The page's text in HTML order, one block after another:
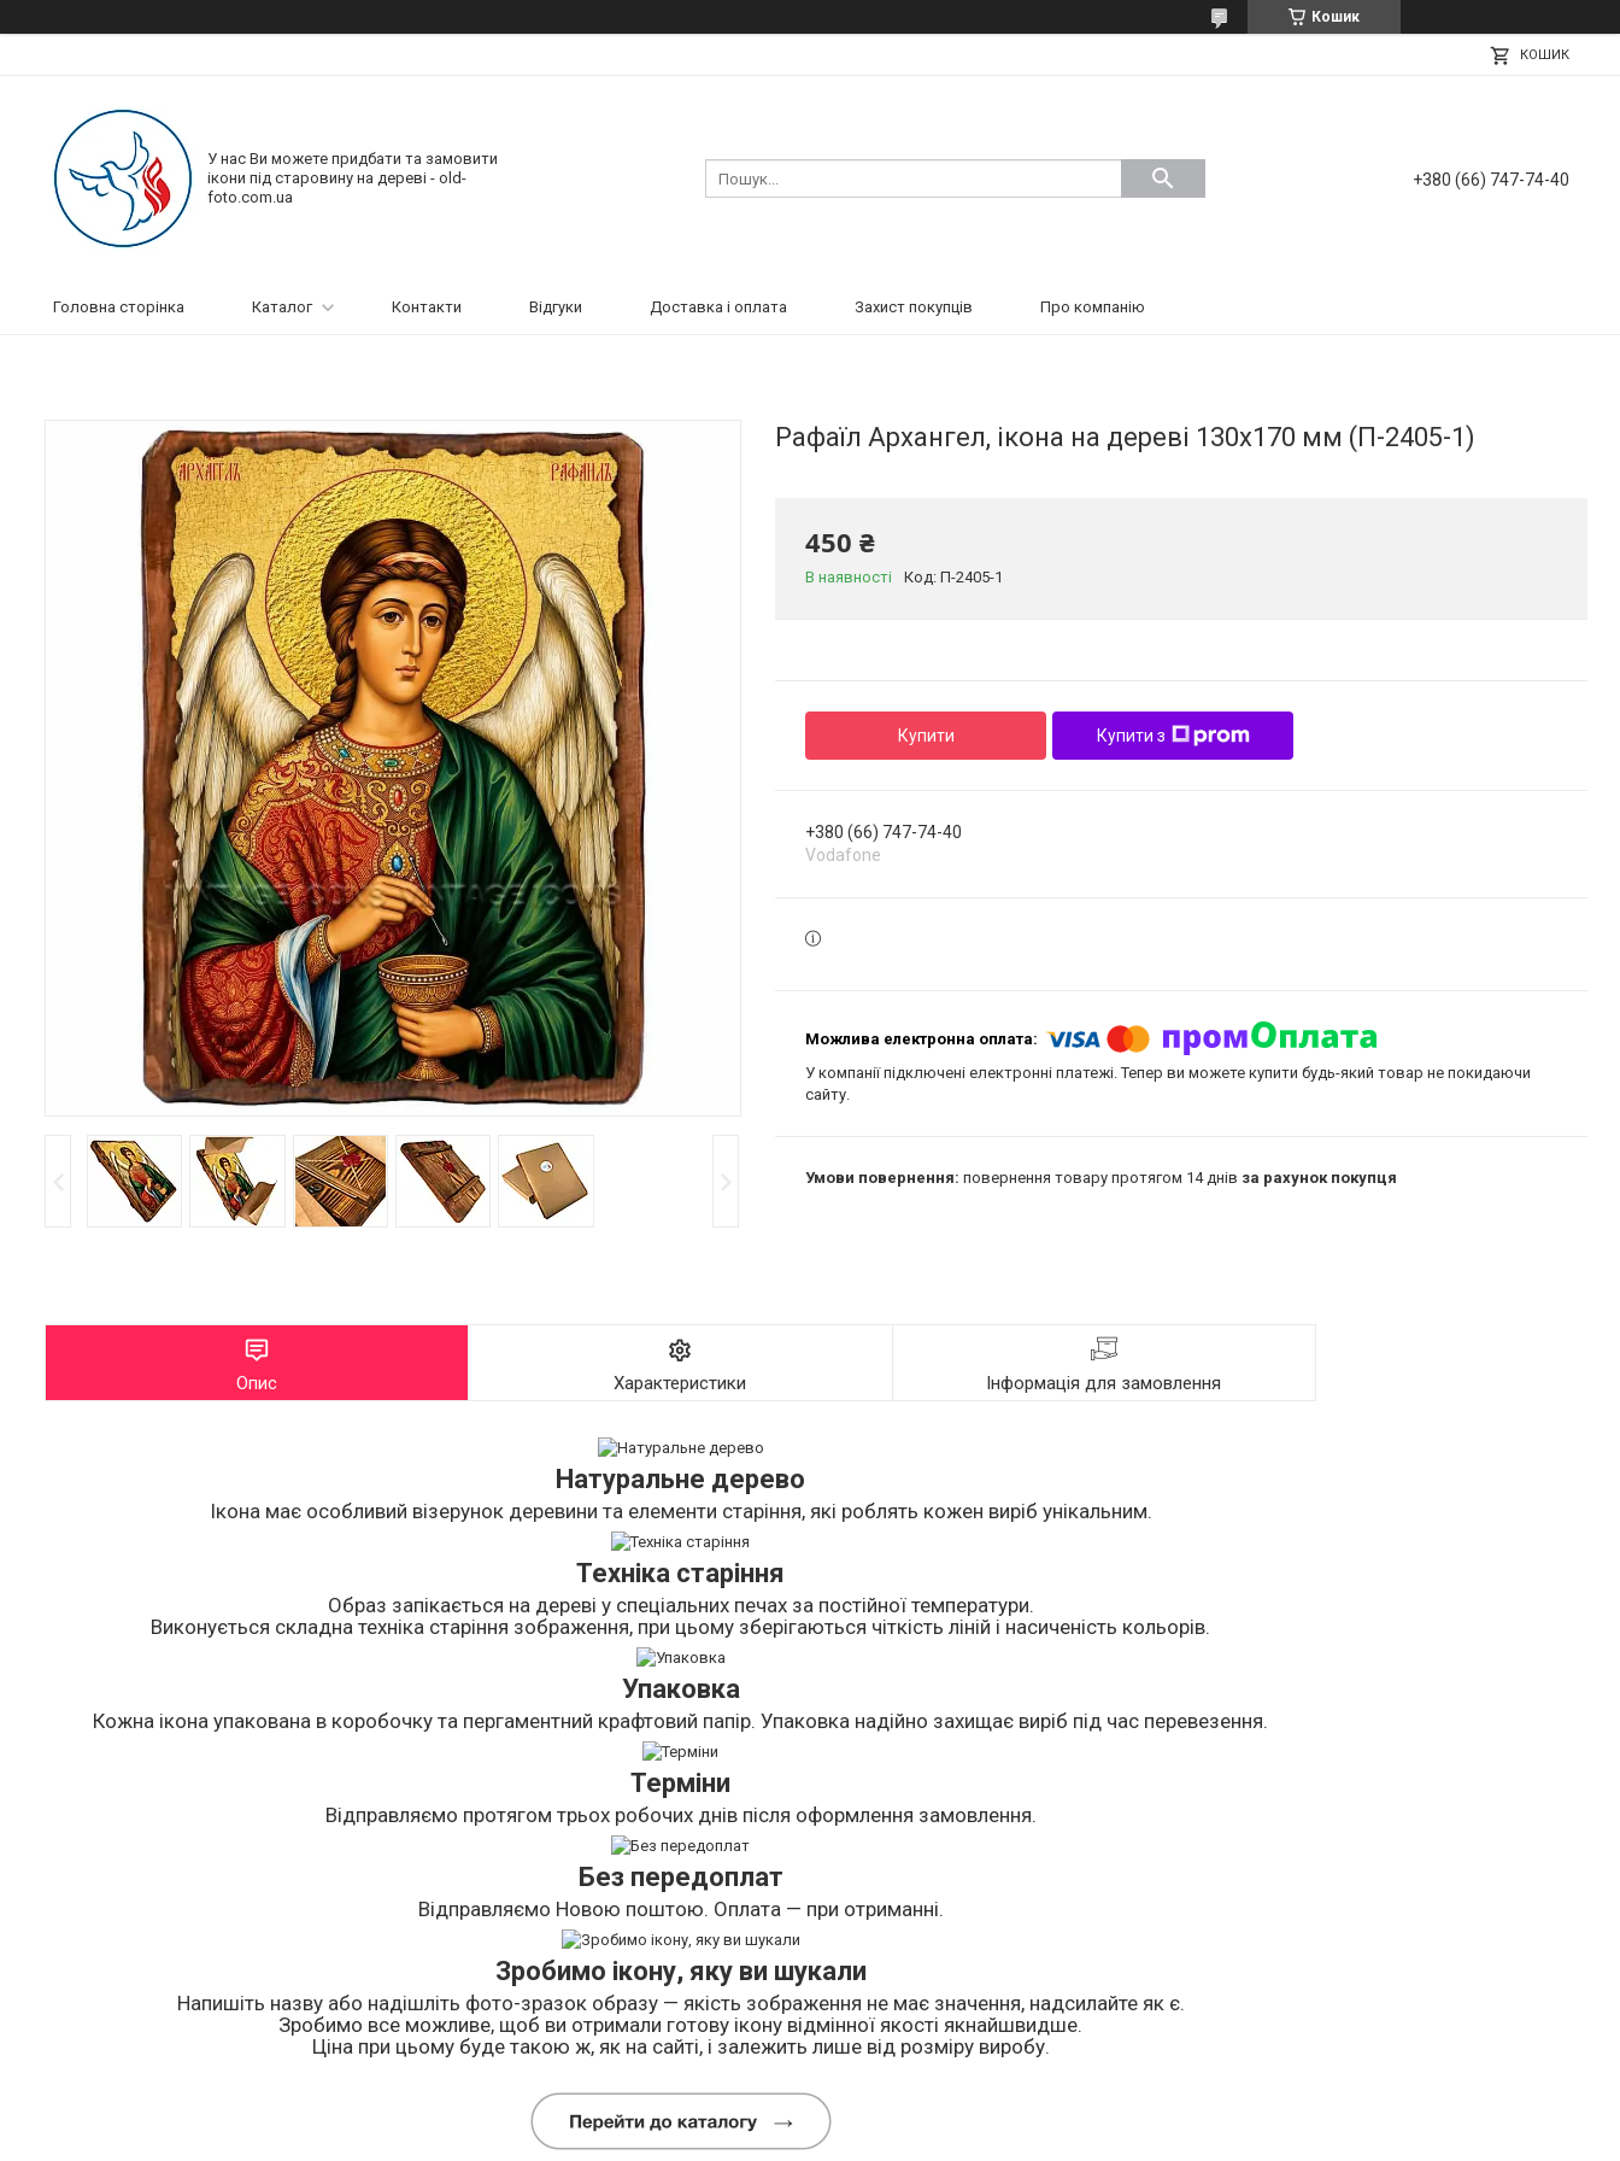
Кошик
КОШИК
У нас Ви можете придбати та замовити
ікони під старовину на дереві - old-
foto.com.ua
+380 (66) 747-74-40
Головна сторінка Каталог Контакти Відгуки Доставка і оплата Захист покупців Про компанію
Рафаїл Архангел, ікона на дереві 130х170 мм (П-2405-1)
450 ₴
В наявності Код: П-2405-1
Купити Купити з
+380 (66) 747-74-40
Vodafone
У компанії підключені електронні платежі. Тепер ви можете купити будь-який товар не покидаючи
сайту.
повернення товару протягом 14 днів за рахунок покупця
Опис Характеристики Інформація для замовлення
Натуральне дерево
Ікона має особливий візерунок деревини та елементи старіння, які роблять кожен виріб унікальним.
Техніка старіння
Образ запікається на дереві у спеціальних печах за постійної температури.
Виконується складна техніка старіння зображення, при цьому зберігаються чіткість ліній і насиченість кольорів.
Упаковка
Кожна ікона упакована в коробочку та пергаментний крафтовий папір. Упаковка надійно захищає виріб під час перевезення.
Терміни
Відправляємо протягом трьох робочих днів після оформлення замовлення.
Без передоплат
Відправляємо Новою поштою. Оплата — при отриманні.
Зробимо ікону, яку ви шукали
Напишіть назву або надішліть фото-зразок образу — якість зображення не має значення, надсилайте як є.
Зробимо все можливе, щоб ви отримали готову ікону відмінної якості якнайшвидше.
Ціна при цьому буде такою ж, як на сайті, і залежить лише від розміру виробу.